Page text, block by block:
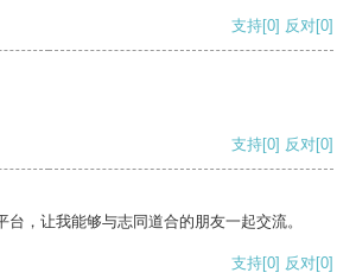
支持[0] 反对[0]
支持[0] 反对[0]
台，让我能够与志同道合的朋友一起交流。
支持[0] 反对[0]